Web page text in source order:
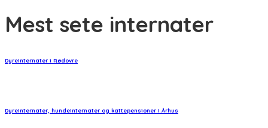
Mest sete internater
Dyreinternater i Rødovre
Dyreinternater, hundeinternater og kattepensioner i Århus